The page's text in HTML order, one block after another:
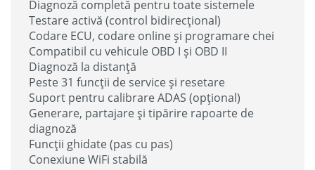
Diagnoză completă pentru toate sistemele
Testare activă (control bidirecțional)
Codare ECU, codare online și programare chei
Compatibil cu vehicule OBD I și OBD II
Diagnoză la distanță
Peste 31 funcții de service și resetare
Suport pentru calibrare ADAS (opțional)
Generare, partajare și tipărire rapoarte de
diagnoză
Funcții ghidate (pas cu pas)
Conexiune WiFi stabilă